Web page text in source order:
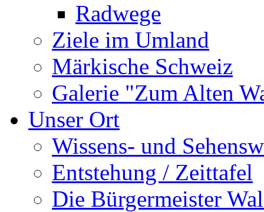
Radwege
Ziele im Umland
Märkische Schweiz
Galerie "Zum Alten
Unser Ort
Wissens- und
Entstehung / Zeittafel
Die Bürgermeister